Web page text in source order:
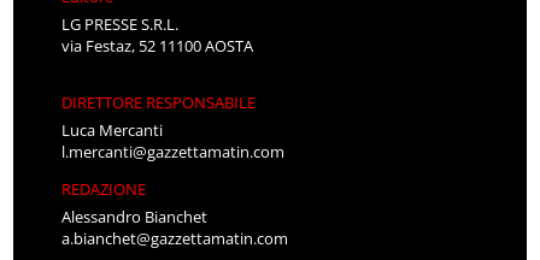
LG PRESSE S.R.L.
via Festaz, 52 11100 AOSTA
DIRETTORE RESPONSABILE
Luca Mercanti
l.mercanti@gazzettamatin.com
REDAZIONE
Alessandro Bianchet
a.bianchet@gazzettamatin.com